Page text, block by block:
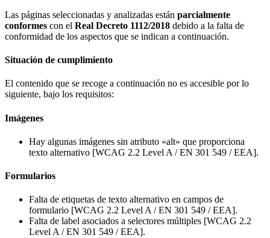
Las páginas seleccionadas y analizadas están parcialmente
conformes con el Real Decreto 1112/2018 debido a la falta de
conformidad de los aspectos que se indican a continuación.
Situación de cumplimiento
El contenido que se recoge a continuación no es accesible por lo
siguiente, bajo los requisitos:
Imágenes
Hay algunas imágenes sin atributo «alt» que proporciona
texto alternativo [WCAG 2.2 Level A / EN 301 549 / EEA].
Formularios
Falta de etiquetas de texto alternativo en campos de
formulario [WCAG 2.2 Level A / EN 301 549 / EEA].
Falta de label asociados a selectores múltiples [WCAG 2.2
Level A / EN 301 549 / EEA].